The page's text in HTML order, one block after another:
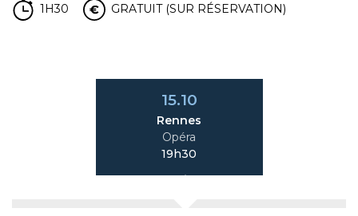
1H30 GRATUIT (SUR RÉSERVATION)
15.10
Rennes
Opéra
19h30